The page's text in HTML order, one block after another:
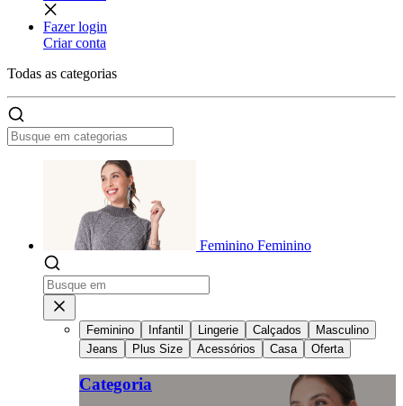
Fazer login
Criar conta
Todas as categorias
Feminino Feminino
Feminino Infantil Lingerie Calçados
Masculino
Jeans
Plus Size Acessórios Casa Oferta
Categoria